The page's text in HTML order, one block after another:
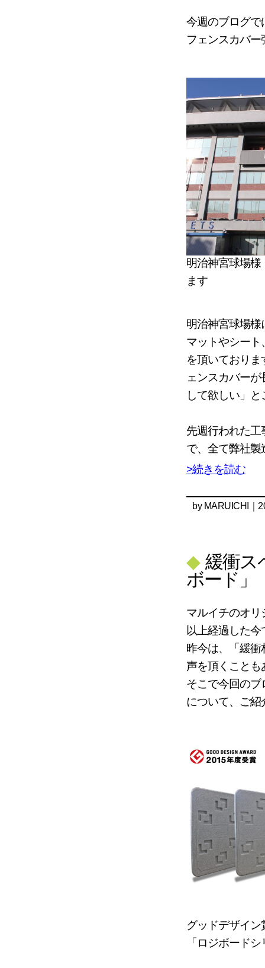
今週のブログで
フェンスカバ
明治神宮球場
ます
明治神宮球場
マットやシー
を頂いており
ェンスカバー
して欲しい」
先週行われた
で、全て弊社
>続きを読む
by MARUICHI ｜
◆ 緩衝ス
ボード」
マルイチのオ
以上経過した
昨今は、「緩
声を頂くこと
そこで今回の
について、ご
グッドデザイ
「ロジボード